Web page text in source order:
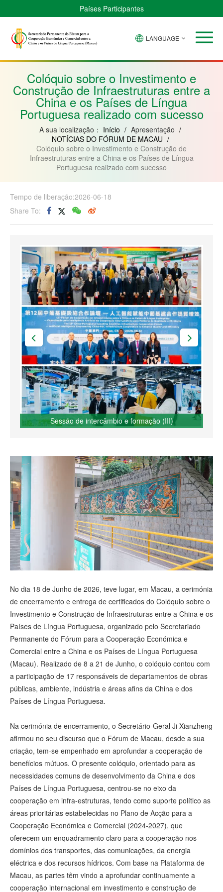
Países Participantes
Verde
Bissau
Guiné
Moçambique
LANGUAGE
Colóquio sobre o Investimento e
Construção de Infraestruturas entre a
China e os Países de Língua
Portuguesa realizado com sucesso
A sua localização： Início / Apresentação /
NOTÍCIAS DO FÓRUM DE MACAU /
Colóquio sobre o Investimento e Construção de
Infraestruturas entre a China e os Países de Língua
Portuguesa realizado com sucesso
Tempo de liberação:2026-06-18
Share To:
Sessão de intercâmbio e formação (III)
No dia 18 de Junho de 2026, teve lugar, em Macau, a cerimónia
de encerramento e entrega de certificados do Colóquio sobre o
Investimento e Construção de Infraestruturas entre a China e os
Países de Língua Portuguesa, organizado pelo Secretariado
Permanente do Fórum para a Cooperação Económica e
Comercial entre a China e os Países de Língua Portuguesa
(Macau). Realizado de 8 a 21 de Junho, o colóquio contou com
a participação de 17 responsáveis de departamentos de obras
públicas, ambiente, indústria e áreas afins da China e dos
Países de Língua Portuguesa.
Na cerimónia de encerramento, o Secretário‑Geral Ji Xianzheng
afirmou no seu discurso que o Fórum de Macau, desde a sua
criação, tem‑se empenhado em aprofundar a cooperação de
benefícios mútuos. O presente colóquio, orientado para as
necessidades comuns de desenvolvimento da China e dos
Países de Língua Portuguesa, centrou‑se no eixo da
cooperação em infra‑estruturas, tendo como suporte político as
áreas prioritárias estabelecidas no Plano de Acção para a
Cooperação Económica e Comercial (2024‑2027), que
oferecem um enquadramento claro para a cooperação nos
domínios dos transportes, das comunicações, da energia
eléctrica e dos recursos hídricos. Com base na Plataforma de
Macau, as partes têm vindo a aprofundar continuamente a
cooperação internacional em investimento e construção de